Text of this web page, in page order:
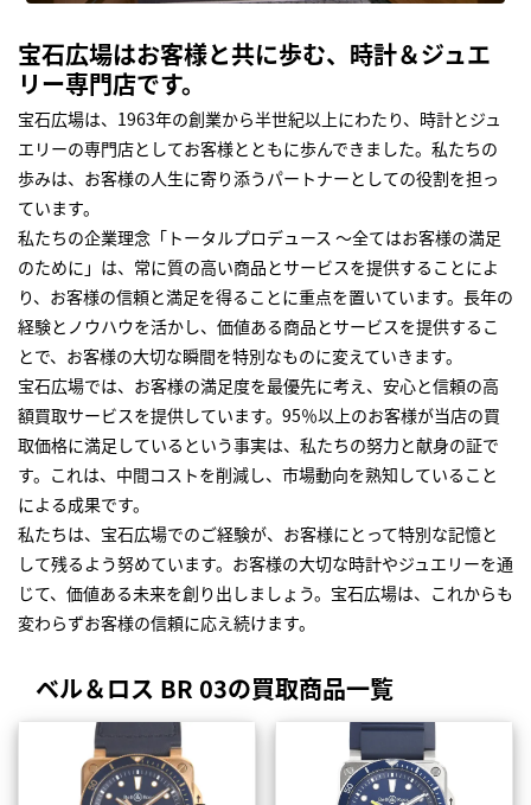
宝石広場はお客様と共に歩む、時計＆ジュエ
リー専門店です。
宝石広場は、1963年の創業から半世紀以上にわたり、時計とジュ
エリーの専門店としてお客様とともに歩んできました。私たちの
歩みは、お客様の人生に寄り添うパートナーとしての役割を担っ
ています。
私たちの企業理念「トータルプロデュース ～全てはお客様の満足
のために」は、常に質の高い商品とサービスを提供することによ
り、お客様の信頼と満足を得ることに重点を置いています。長年の
経験とノウハウを活かし、価値ある商品とサービスを提供するこ
とで、お客様の大切な瞬間を特別なものに変えていきます。
宝石広場では、お客様の満足度を最優先に考え、安心と信頼の高
額買取サービスを提供しています。95％以上のお客様が当店の買
取価格に満足しているという事実は、私たちの努力と献身の証で
す。これは、中間コストを削減し、市場動向を熟知していること
による成果です。
私たちは、宝石広場でのご経験が、お客様にとって特別な記憶と
して残るよう努めています。お客様の大切な時計やジュエリーを通
じて、価値ある未来を創り出しましょう。宝石広場は、これからも
変わらずお客様の信頼に応え続けます。
ベル＆ロス BR 03の買取商品一覧